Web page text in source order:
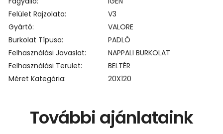
Felület Rajzolata
V3
Gyártó
VALORE
Burkolat Típusa
PADLÓ
Felhasználási Javaslat
NAPPALI BURKOLAT
Felhasználási Terület
BELTÉR
Méret Kategória
20X120
További ajánlataink